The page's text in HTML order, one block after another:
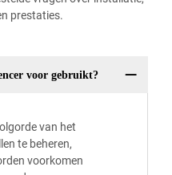
prestaties.
voor gebruikt?
van het
te beheren,
voorkomen